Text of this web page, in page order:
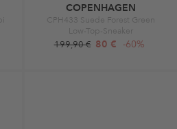
COPENHAGEN
CPH433 Suede Forest Green
Low-Top-Sneaker
199,90 € 80 € -60%